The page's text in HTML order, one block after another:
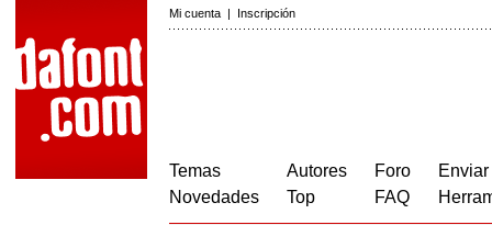
Mi cuenta | Inscripción
Temas
Novedades
Autores
Top
Foro
FAQ